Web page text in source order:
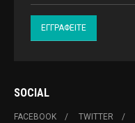
SOCIAL
FACEBOOK TWITTER